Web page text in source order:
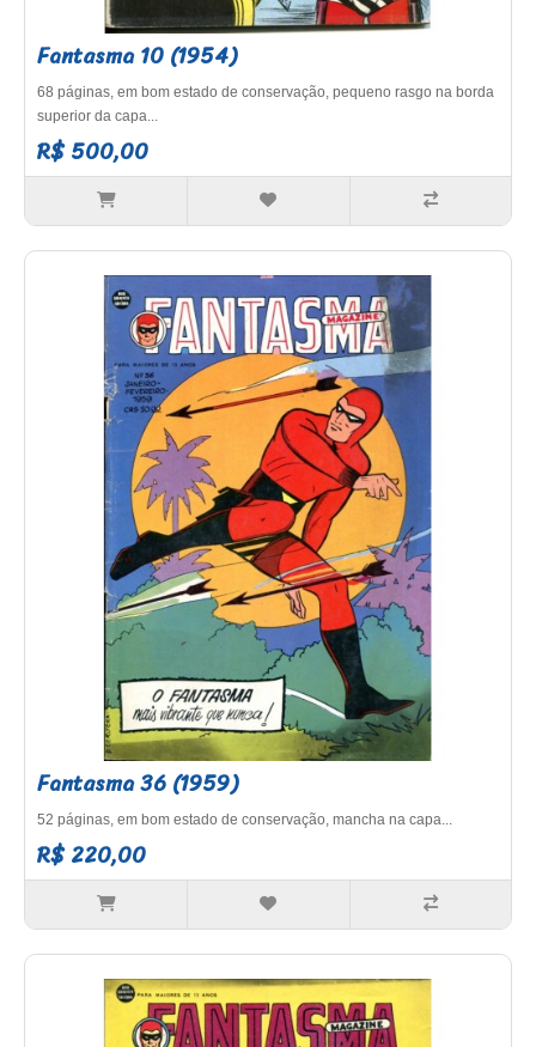
Fantasma 10 (1954)
68 páginas, em bom estado de conservação, pequeno rasgo na borda
superior da capa...
R$ 500,00
Fantasma 36 (1959)
52 páginas, em bom estado de conservação, mancha na capa...
R$ 220,00